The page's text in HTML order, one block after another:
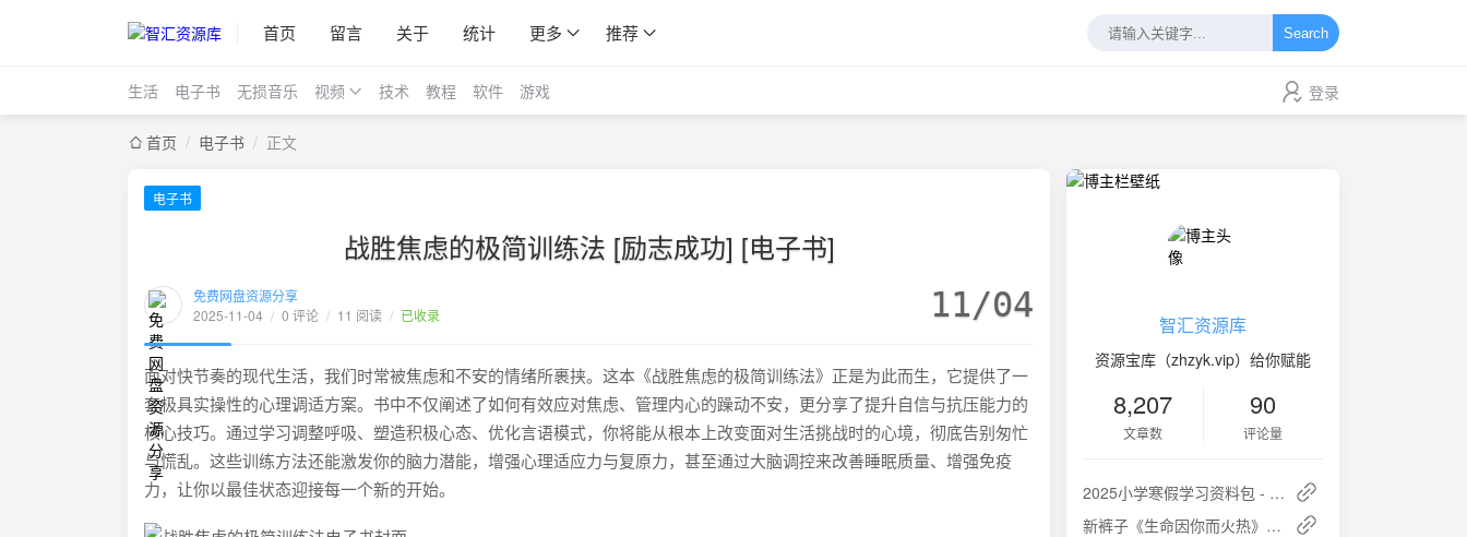
首页 留言 关于 统计 更多 推荐 Search
生活 电子书 无损音乐 视频 技术 教程 软件 游戏 登录
首页 / 电子书 / 正文
电子书
战胜焦虑的极简训练法 [励志成功] [电子书]
免费网盘资源分享
2025-11-04 / 0 评论 / 11 阅读 / 已收录 11/04
面对快节奏的现代生活，我们时常被焦虑和不安的情绪所裹挟。这本《战胜焦虑的极简训练法》正是为此而生，它提供了一
套极具实操性的心理调适方案。书中不仅阐述了如何有效应对焦虑、管理内心的躁动不安，更分享了提升自信与抗压能力的
核心技巧。通过学习调整呼吸、塑造积极心态、优化言语模式，你将能从根本上改变面对生活挑战时的心境，彻底告别匆忙
与慌乱。这些训练方法还能激发你的脑力潜能，增强心理适应力与复原力，甚至通过大脑调控来改善睡眠质量、增强免疫
力，让你以最佳状态迎接每一个新的开始。
智汇资源库
资源宝库（zhzyk.vip）给你赋能
8,207
文章数
90
评论量
2025小学寒假学习资料包 - 快乐学习，轻松提升
新裤子《生命因你而火热》ALAC无损下载